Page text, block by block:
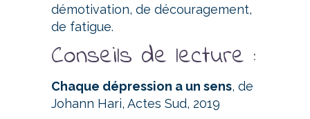
démotivation, de découragement,
de fatigue.
Conseils de lecture :
Chaque dépression a un sens, de
Johann Hari, Actes Sud, 2019